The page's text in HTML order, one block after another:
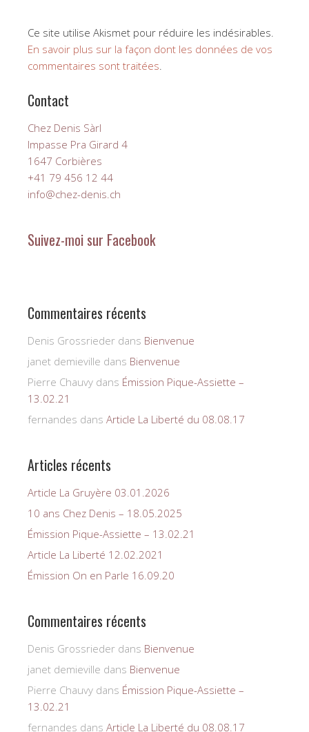
Ce site utilise Akismet pour réduire les indésirables.
En savoir plus sur la façon dont les données de vos
commentaires sont traitées.
Contact
Chez Denis Sàrl
Impasse Pra Girard 4
1647 Corbières
+41 79 456 12 44
info@chez-denis.ch
Suivez-moi sur Facebook
Commentaires récents
Denis Grossrieder dans Bienvenue
janet demieville dans Bienvenue
Pierre Chauvy dans Émission Pique-Assiette –
13.02.21
fernandes dans Article La Liberté du 08.08.17
Articles récents
Article La Gruyère 03.01.2026
10 ans Chez Denis – 18.05.2025
Émission Pique-Assiette – 13.02.21
Article La Liberté 12.02.2021
Émission On en Parle 16.09.20
Commentaires récents
Denis Grossrieder dans Bienvenue
janet demieville dans Bienvenue
Pierre Chauvy dans Émission Pique-Assiette –
13.02.21
fernandes dans Article La Liberté du 08.08.17